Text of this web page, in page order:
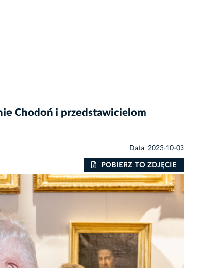
Chodoń i przedstawicielom
Data: 2023-10-03
POBIERZ TO ZDJĘCIE